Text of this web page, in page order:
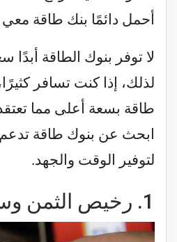
أحمل دائمًا بنك طاقة
لا توفر بنوك الطاقة أبدًا
لذلك، إذا كنت تسافر
طاقة بسعة أعلى مما
ابحث عن بنوك طاقة
لتوفير الوقت والجهد.
1. رخيص الثمن